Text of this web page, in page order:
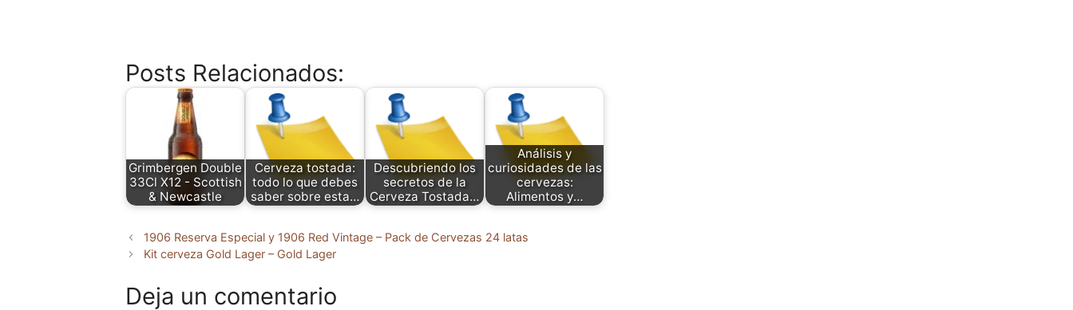
Posts Relacionados:
Grimbergen Double
33Cl X12 - Scottish
& Newcastle
Cerveza tostada:
todo lo que debes
saber sobre esta…
Descubriendo los
secretos de la
Cerveza Tostada…
Análisis y
curiosidades de las
cervezas:
Alimentos y…
1906 Reserva Especial y 1906 Red Vintage – Pack de Cervezas 24 latas
Kit cerveza Gold Lager – Gold Lager
Deja un comentario